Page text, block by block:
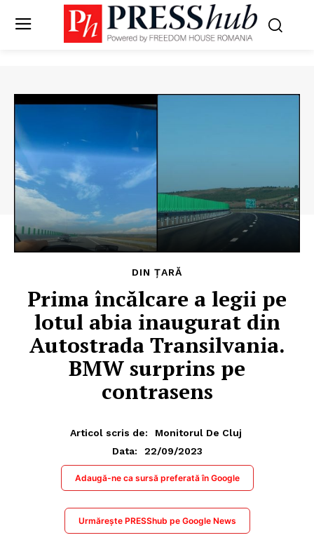
DIN ȚARĂ
Prima încălcare a legii pe
lotul abia inaugurat din
Autostrada Transilvania.
BMW surprins pe
contrasens
Articol scris de:
Monitorul De Cluj
Data:
22/09/2023
Adaugă-ne ca sursă preferată în Google
Urmărește PRESShub pe Google News